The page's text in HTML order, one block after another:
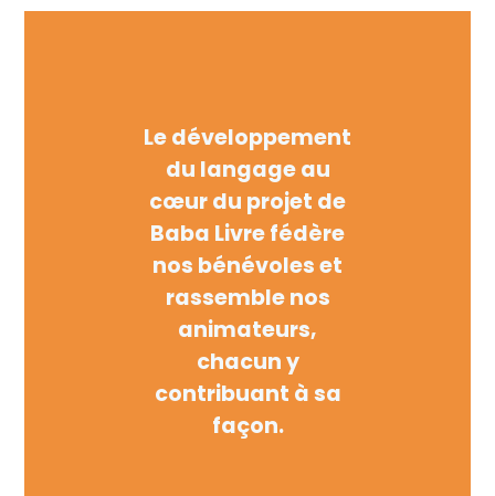
Le développement
du langage au
cœur du projet de
Baba Livre fédère
nos bénévoles et
rassemble nos
animateurs,
chacun y
contribuant à sa
façon.